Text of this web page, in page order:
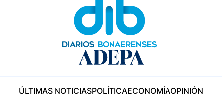
ÚLTIMAS NOTICIASPOLÍTICAECONOMÍAOPINIÓN